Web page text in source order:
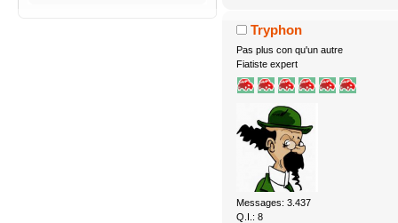
Tryphon
Pas plus con qu'un autre
Fiatiste expert
Messages: 3.437
Q.I.: 8